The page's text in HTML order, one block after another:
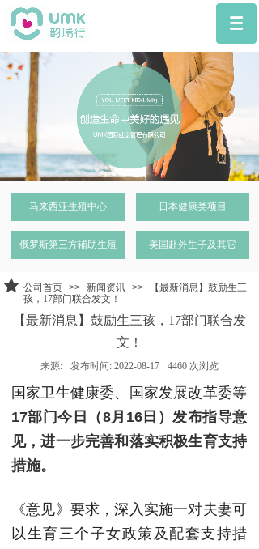
美国赴外生子及其它
马来西亚生殖中心
俄罗斯第三方辅助生殖
日本健康类项目
公司首页 >> 新闻资讯 >>
【最新消息】鼓励生三
孩，17部门联合发文！
【最新消息】鼓励生三孩，17部门联合发
文！
来源: 发布时间: 2022-08-17 4460 次浏览
国家卫生健康委、国家发展改革委等
17部门今日（8月16日）发布指导意
见，进一步完善和落实积极生育支持
措施。
《意见》要求，深入实施一对夫妻可
以生育三个子女政策及配套支持措